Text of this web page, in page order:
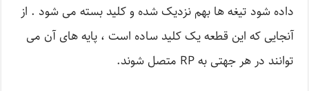
داده شود تیغه ها بهم نزدیک شده و کلید بسته می شود . از
آنجایی که این قطعه یک کلید ساده است ، پایه های آن می
توانند در هر جهتی به RP متصل شوند.